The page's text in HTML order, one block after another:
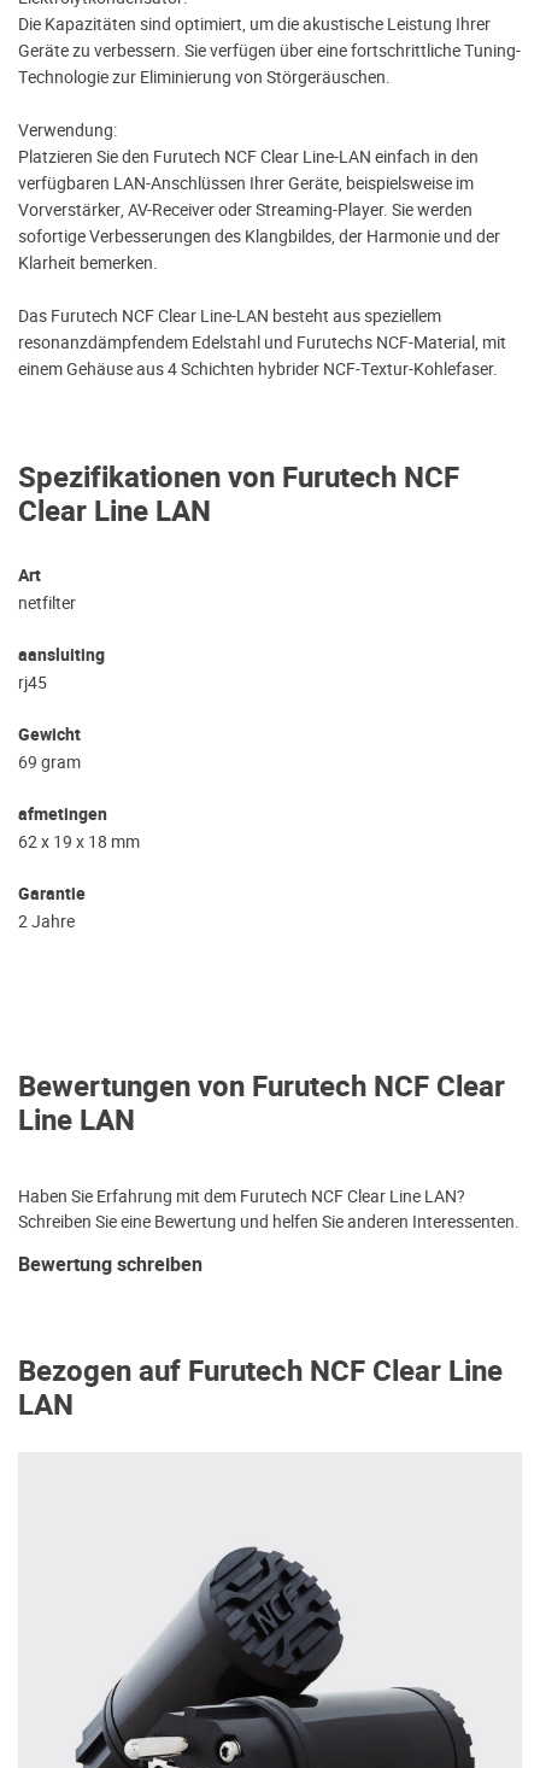
Spezifikationen von Furutech NCF
Clear Line LAN
Art
netfilter
aansluiting
rj45
Gewicht
69 gram
afmetingen
62 x 19 x 18 mm
Garantie
2 Jahre
Die Kapazitäten sind optimiert, um die akustische Leistung Ihrer
Geräte zu verbessern. Sie verfügen über eine fortschrittliche Tuning-
Technologie zur Eliminierung von Störgeräuschen.
Verwendung:
Platzieren Sie den Furutech NCF Clear Line-LAN einfach in den
verfügbaren LAN-Anschlüssen Ihrer Geräte, beispielsweise im
Vorverstärker, AV-Receiver oder Streaming-Player. Sie werden
sofortige Verbesserungen des Klangbildes, der Harmonie und der
Klarheit bemerken.
Das Furutech NCF Clear Line-LAN besteht aus speziellem
resonanzdämpfendem Edelstahl und Furutechs NCF-Material, mit
einem Gehäuse aus 4 Schichten hybrider NCF-Textur-Kohlefaser.
Bewertungen von Furutech NCF Clear
Line LAN
Haben Sie Erfahrung mit dem Furutech NCF Clear Line LAN?
Schreiben Sie eine Bewertung und helfen Sie anderen Interessenten.
Bewertung schreiben
Bezogen auf Furutech NCF Clear Line
LAN